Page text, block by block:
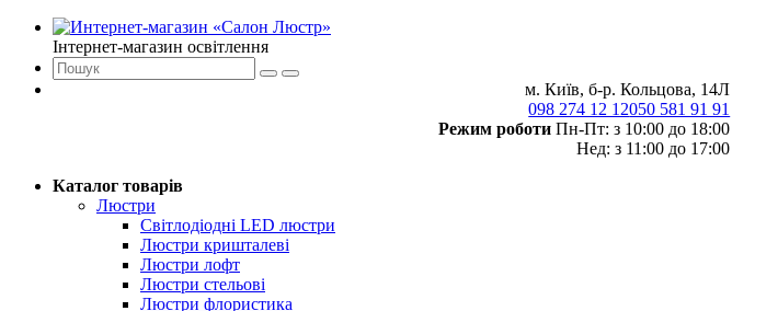
Інтернет-магазин освітлення
м. Київ, б-р. Кольцова, 14Л
098 274 12 12050 581 91 91
Режим роботи Пн-Пт: з 10:00 до 18:00
Нед: з 11:00 до 17:00
Каталог товарів
Люстри
Світлодіодні LED люстри
Люстри кришталеві
Люстри лофт
Люстри стельові
Люстри флористика